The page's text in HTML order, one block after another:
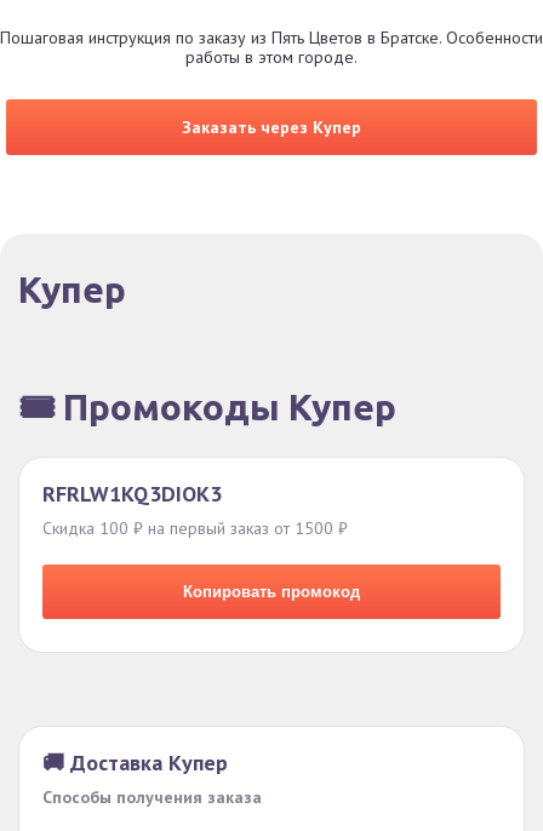
Пошаговая инструкция по заказу из Пять Цветов в Братске. Особенности
работы в этом городе.
Заказать через Купер
Купер
🎟️ Промокоды Купер
RFRLW1KQ3DIOK3
Скидка 100 ₽ на первый заказ от 1500 ₽
Копировать промокод
🚚 Доставка Купер
Способы получения заказа